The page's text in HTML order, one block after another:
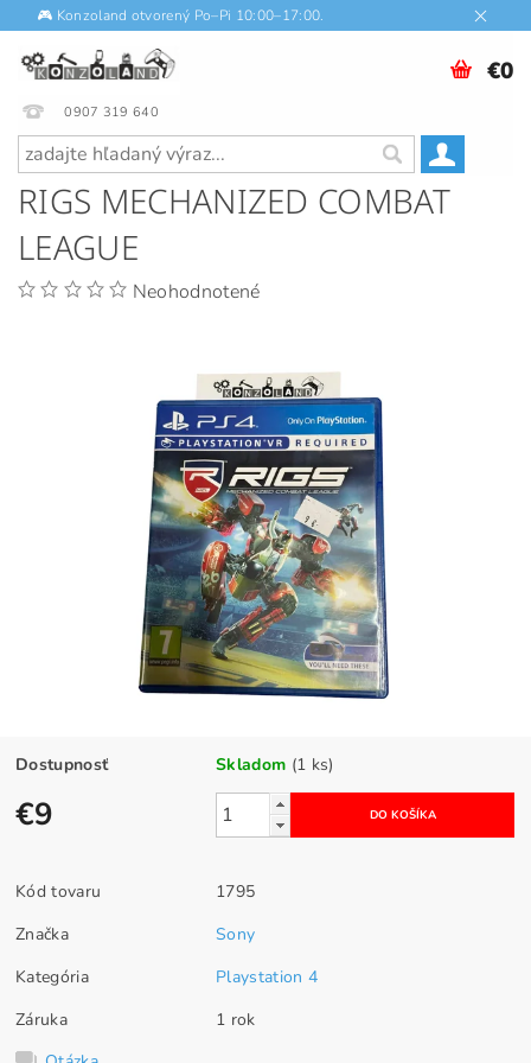
🎮 Konzoland otvorený Po–Pi 10:00–17:00.
0907 319 640
€0
RIGS MECHANIZED COMBAT
LEAGUE
Neohodnotené
Dostupnosť Skladom (1 ks)
€9
Kód tovaru
1795
Značka
Sony
Kategória
Playstation 4
Záruka
1 rok